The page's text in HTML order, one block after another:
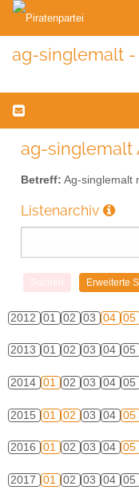
ag-singlemalt
ag-singlemalt
Betreff: Ag-singlemalt
Listenarchiv
2012 01 02 03 04 05
2013 01 02 03 04 05
2014 01 02 03 04 05
2015 01 02 03 04 05
2016 01 02 03 04 05
2017 01 02 03 04 05